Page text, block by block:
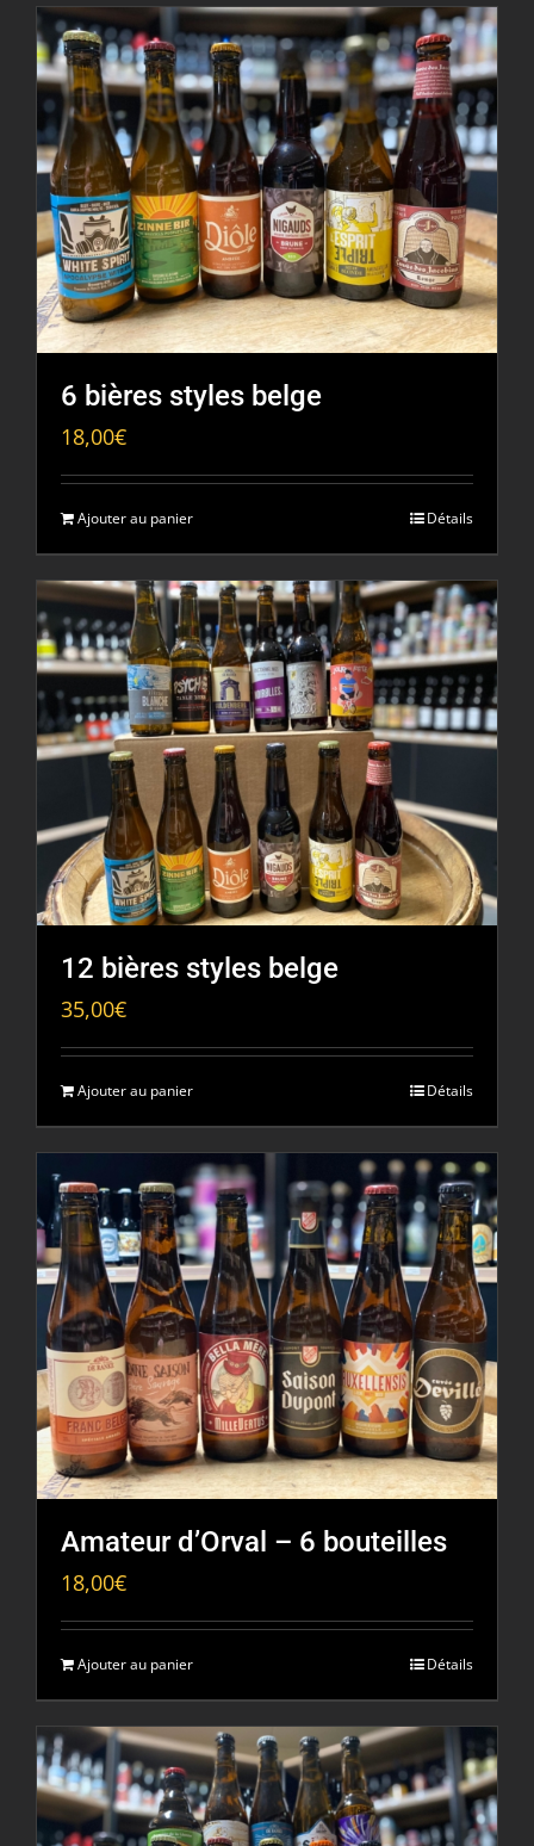
6 bières styles belge
18,00€
Ajouter au panier Détails
12 bières styles belge
35,00€
Ajouter au panier Détails
Amateur d’Orval – 6 bouteilles
18,00€
Ajouter au panier Détails